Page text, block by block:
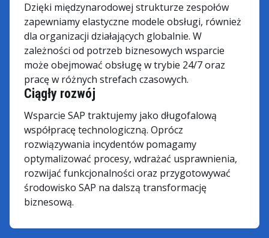
Dzięki międzynarodowej strukturze zespołów
zapewniamy elastyczne modele obsługi, również
dla organizacji działających globalnie. W
zależności od potrzeb biznesowych wsparcie
może obejmować obsługę w trybie 24/7 oraz
pracę w różnych strefach czasowych.
Ciągły rozwój
Wsparcie SAP traktujemy jako długofalową
współpracę technologiczną. Oprócz
rozwiązywania incydentów pomagamy
optymalizować procesy, wdrażać usprawnienia,
rozwijać funkcjonalności oraz przygotowywać
środowisko SAP na dalszą transformację
biznesową.